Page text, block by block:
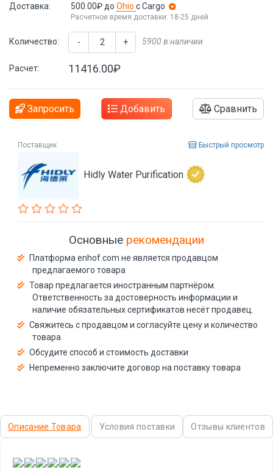
Доставка: 500.00₽ до Ohio с Cargo
Расчетное время доставки: 18-25 дней
Количество: - + 5900 в наличии
Расчет: 11416.00₽
Запросить Добавить Сравнить
Поставщик Быстрый просмотр
Hidly Water Purification
Основные рекомендации
Платформа enhof.com не является продавцом
предлагаемого товара
Товар предлагается иностранным партнёром.
Ответственность за достоверность информации и
наличие обязательных сертификатов несёт продавец.
Свяжитесь с продавцом и согласуйте цену и количество
товара
Обсудите способ и стоимость доставки
Непременно заключите договор на поставку товара
Описание Товара Условия поставки Отзывы клиентов
, , , , ,